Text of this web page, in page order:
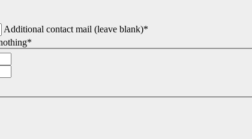
Additional contact mail (leave blank)*